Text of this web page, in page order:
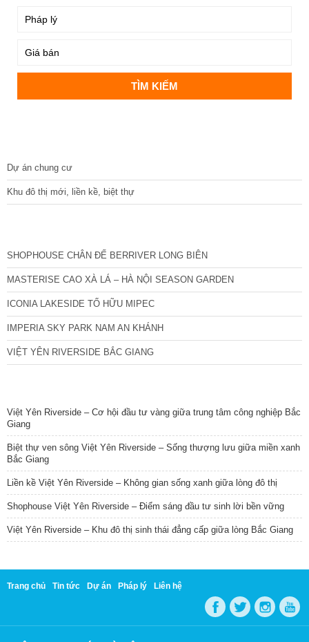
Dự án chung cư
Khu đô thị mới, liền kề, biệt thự
SHOPHOUSE CHÂN ĐẾ BERRIVER LONG BIÊN
MASTERISE CAO XÀ LÁ – HÀ NỘI SEASON GARDEN
ICONIA LAKESIDE TỐ HỮU MIPEC
IMPERIA SKY PARK NAM AN KHÁNH
VIỆT YÊN RIVERSIDE BẮC GIANG
Việt Yên Riverside – Cơ hội đầu tư vàng giữa trung tâm công nghiệp Bắc
Giang
Biệt thự ven sông Việt Yên Riverside – Sống thượng lưu giữa miền xanh
Bắc Giang
Liền kề Việt Yên Riverside – Không gian sống xanh giữa lòng đô thị
Shophouse Việt Yên Riverside – Điểm sáng đầu tư sinh lời bền vững
Việt Yên Riverside – Khu đô thị sinh thái đẳng cấp giữa lòng Bắc Giang
Trang chủ Tin tức Dự án Pháp lý Liên hệ